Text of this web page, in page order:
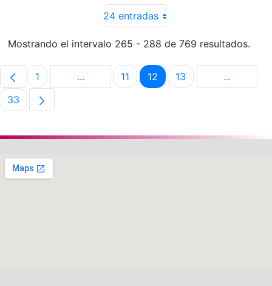
24 entradas
Mostrando el intervalo 265 - 288 de 769 resultados.
Página
1 ...Páginas intermedias Use TAB para
Página
11 Página
12 Página
13 ...Páginas
Página
33